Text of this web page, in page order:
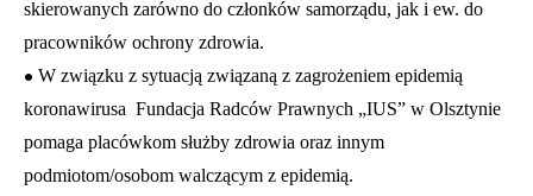
skierowanych zarówno do członków samorządu, jak i ew. do
pracowników ochrony zdrowia.
• W związku z sytuacją związaną z zagrożeniem epidemią
koronawirusa Fundacja Radców Prawnych „IUS” w Olsztynie
pomaga placówkom służby zdrowia oraz innym
podmiotom/osobom walczącym z epidemią.